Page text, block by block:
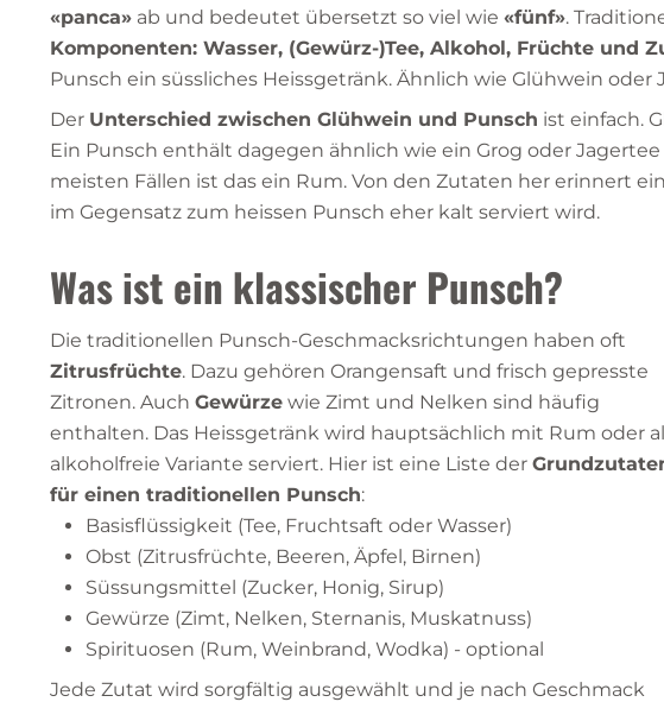
«panca» ab und bedeutet übersetzt so viel wie «fünf».
Komponenten: Wasser, (Gewürz-)Tee, Alkohol, Früchte und
Punsch ein süssliches Heissgetränk. Ähnlich wie Glühwein
Der Unterschied zwischen Glühwein und Punsch ist einfach.
Ein Punsch enthält dagegen ähnlich wie ein Grog oder
meisten Fällen ist das ein Rum. Von den Zutaten her erinnert
im Gegensatz zum heissen Punsch eher kalt serviert wird.
Was ist ein klassischer Punsch?
Die traditionellen Punsch-Geschmacksrichtungen haben oft
Zitrusfrüchte. Dazu gehören Orangensaft und frisch gepresste
Zitronen. Auch Gewürze wie Zimt und Nelken sind häufig
enthalten. Das Heissgetränk wird hauptsächlich mit Rum oder
alkoholfreie Variante serviert. Hier ist eine Liste der
für einen traditionellen Punsch:
Basisflüssigkeit (Tee, Fruchtsaft oder Wasser)
Obst (Zitrusfrüchte, Beeren, Äpfel, Birnen)
Süssungsmittel (Zucker, Honig, Sirup)
Gewürze (Zimt, Nelken, Sternanis, Muskatnuss)
Spirituosen (Rum, Weinbrand, Wodka) - optional
Jede Zutat wird sorgfältig ausgewählt und je nach Geschmack